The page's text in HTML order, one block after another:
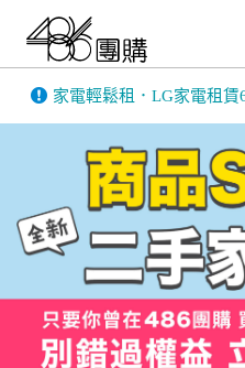
家電輕鬆租．LG家電租